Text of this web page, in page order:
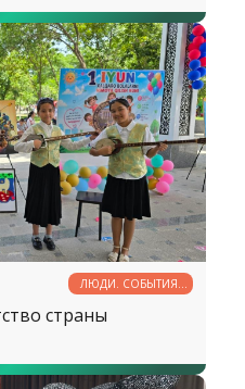
ЛЮДИ. СОБЫТИЯ.
ФАКТЫ
страны